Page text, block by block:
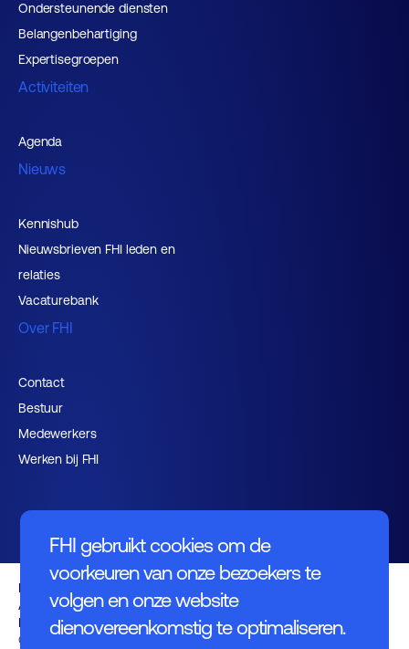
FHI gebruikt cookies om de
voorkeuren van onze bezoekers te
volgen en onze website
dienovereenkomstig te optimaliseren.
Ondersteunende diensten
Belangenbehartiging
Expertisegroepen
Activiteiten
Agenda
Nieuws
Kennishub
Nieuwsbrieven FHI leden en
relaties
Vacaturebank
Over FHI
Contact
Bestuur
Medewerkers
Werken bij FHI
Privacybeleid
Algemene voorwaarden
Disclaimer
© FHI 2026